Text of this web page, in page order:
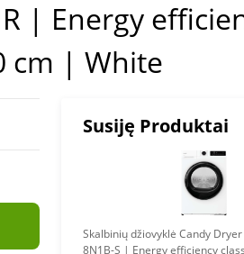
cm | White
Susiję Produktai
Skalbinių džiovyklė Candy Dryer Machine | GD
8N1B-S | Energy efficiency